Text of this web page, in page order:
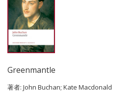
Greenmantle
著者: John Buchan; Kate Macdonald